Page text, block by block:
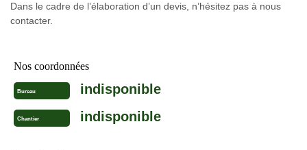
Dans le cadre de l’élaboration d’un devis, n’hésitez pas à nous
contacter.
Nos coordonnées
Bureau indisponible
Chantier indisponible